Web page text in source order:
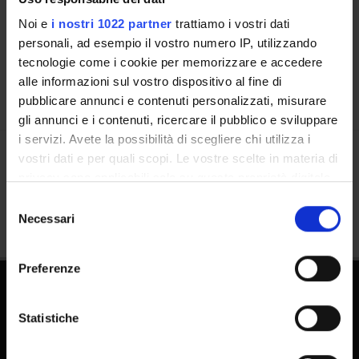
Noi e i nostri 1022 partner trattiamo i vostri dati
personali, ad esempio il vostro numero IP, utilizzando
tecnologie come i cookie per memorizzare e accedere
alle informazioni sul vostro dispositivo al fine di
pubblicare annunci e contenuti personalizzati, misurare
gli annunci e i contenuti, ricercare il pubblico e sviluppare
i servizi. Avete la possibilità di scegliere chi utilizza i
vostri dati e per quali scopi. Le vostre scelte in materia di
modificare o revocare il proprio consenso in qualsiasi
momento dalla Dichiarazione sui cookie o facendo clic
raccogliere informazioni sulla tua posizione
geografica, con un'approssimazione di qualche
delNecessari
Preferenze
Statistiche
Calendar